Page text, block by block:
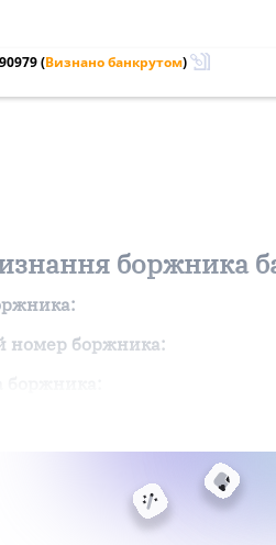
(Визнано банкрутом)
боржника
номер боржника: